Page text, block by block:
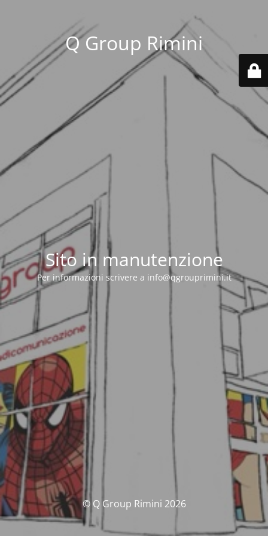
Q Group Rimini
Sito in manutenzione
Per informazioni scrivere a info@qgrouprimini.it
© Q Group Rimini 2026